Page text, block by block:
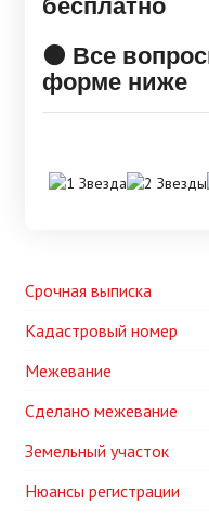
🟠 Все
форме ниже
Срочная выписка
Кадастровый номер
Межевание
Сделано межевание
Земельный участок
Нюансы регистрации